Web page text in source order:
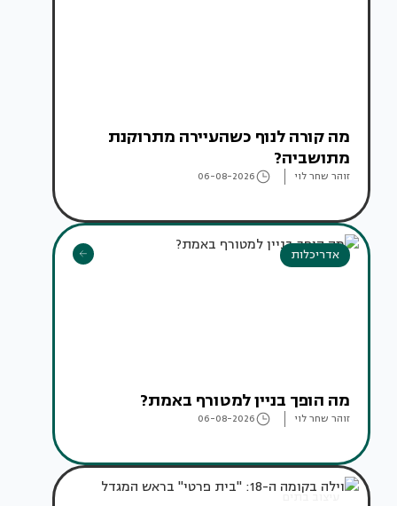
מה קורה לנוף כשהעיירה מתרוקנת
מתושביה?
זוהר שחר לוי 06-08-2026
אדריכלות
מה הופך בניין למטורף באמת?
זוהר שחר לוי 06-08-2026
עיצוב בתים